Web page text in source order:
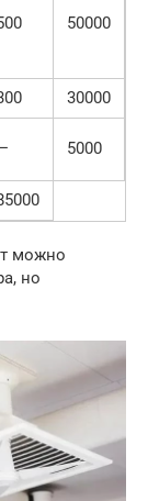
50000
30000
5000
можно
но